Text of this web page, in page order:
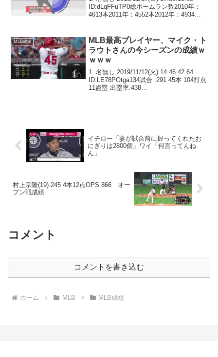
ID:dLqFFuTP0総ホームラン数2010年：
4613本2011年：4552本2012年：4934本
MLB成績
MLB最高プレイヤー、マイク・ト
ラウトさんの今シーズンの成績ｗ
ｗｗｗ
1: 名無し 2019/11/12(火) 14:46:42.64
ID:LE78POtga134試合 .291 45本 104打点
11盗塁 出塁率.438
イチロー「妻が試合前に握ってくれたお
にぎりは2800個」ワイ「何言ってんね
ん」
村上宗隆(19).245 4本12点OPS.866 オー
プン戦成績
コメント
コメントを書き込む
ホーム MLB MLB成績